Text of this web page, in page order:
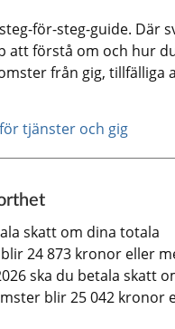
för-steg-guide. Där
att förstå om och hur
från gig, tillfälliga
tjänster och gig
skatt om dina totala
24 873 kronor eller
ska du betala skatt
blir 25 042 kronor